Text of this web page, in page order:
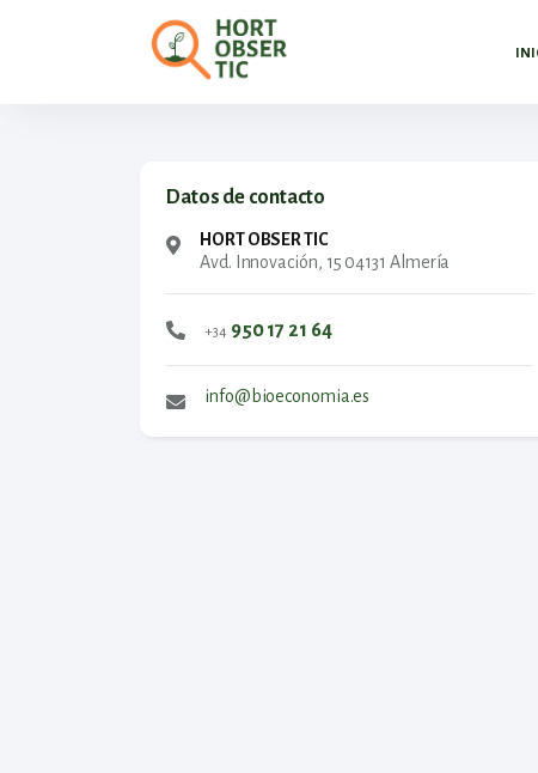
Datos de contacto
HORT OBSER TIC
Avd. Innovación, 15 04131 Almería
+34 950 17 21 64
info@bioeconomia.es